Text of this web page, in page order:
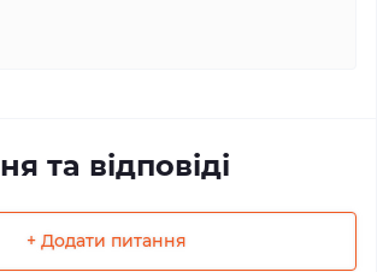
та відповіді
+ Додати питання